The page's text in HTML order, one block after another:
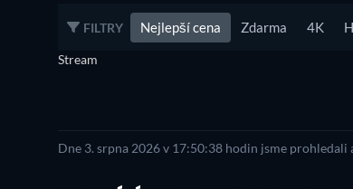
FILTRY Nejlepší cena Zdarma 4K
Stream
Dne 3. srpna 2026 v 17:50:38 hodin jsme prohledali